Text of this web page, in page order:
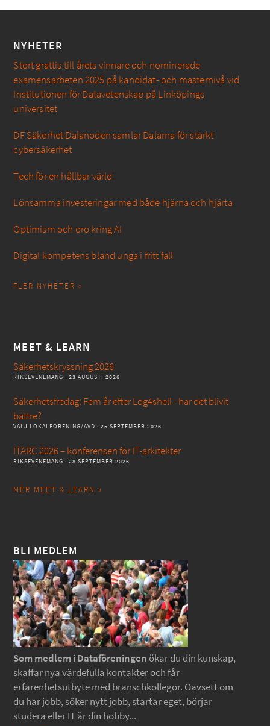
NYHETER
Stort grattis till årets vinnare och nominerade
examensarbeten 2025 på kandidat- och masternivå vid
Institutionen för Datavetenskap på Linköpings
universitet
DF Säkerhet Dalanoden samlar Dalarna för stärkt
cybersäkerhet
Tech för en hållbar värld
Lönsamma investeringar med både hjärna och hjärta
Optimism och oro kring AI
Digital kompetens bland unga i fritt fall
FLER NYHETER »
MEET & LEARN
Säkerhetskryssning 2026
RIKSEVENEMANG · 23 AUGUSTI 2026
Säkerhetsfredag: Fem år efter Log4shell - har det blivit
bättre?
VÄLJ LOKALFÖRENING/AVD · 25 SEPTEMBER 2026
ITARC 2026 – konferensen för IT-arkitekter
RIKSEVENEMANG · 28 SEPTEMBER 2026
MER MEET & LEARN »
BLI MEDLEM
Som medlem i Dataföreningen ökar du din kunskap,
skaffar nya värdefulla kontakter och får
erfarenhetsutbyte med branschkollegor. Oavsett om
du har jobb, söker nytt jobb, startar eget, börjar
studera eller IT är din hobby...